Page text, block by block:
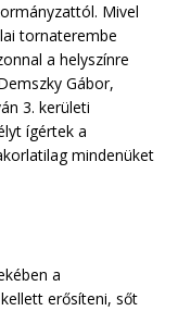
Mivel
tornaterembe
a helyszínre
Gábor,
3. kerületi
ígértek a
mindenüket
a
erősíteni, sőt